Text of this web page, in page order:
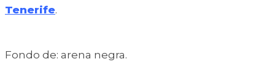
Tenerife.
Fondo de: arena negra.